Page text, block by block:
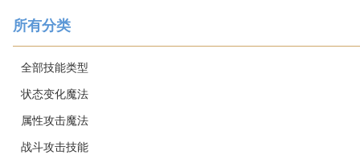
所有分类
全部技能类型
状态变化魔法
属性攻击魔法
战斗攻击技能